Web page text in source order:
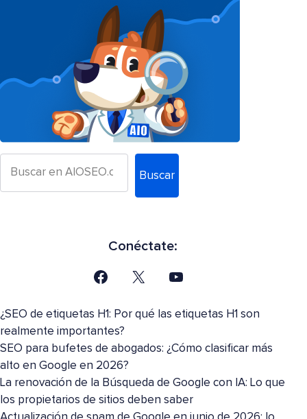
Buscar
Conéctate:
¿SEO de etiquetas H1: Por qué las etiquetas H1 son
realmente importantes?
SEO para bufetes de abogados: ¿Cómo clasificar más
alto en Google en 2026?
La renovación de la Búsqueda de Google con IA: Lo que
los propietarios de sitios deben saber